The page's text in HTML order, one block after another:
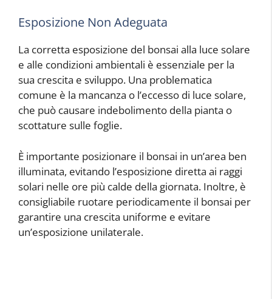
Esposizione Non Adeguata
La corretta esposizione del bonsai alla luce solare
e alle condizioni ambientali è essenziale per la
sua crescita e sviluppo. Una problematica
comune è la mancanza o l’eccesso di luce solare,
che può causare indebolimento della pianta o
scottature sulle foglie.
È importante posizionare il bonsai in un’area ben
illuminata, evitando l’esposizione diretta ai raggi
solari nelle ore più calde della giornata. Inoltre, è
consigliabile ruotare periodicamente il bonsai per
garantire una crescita uniforme e evitare
un’esposizione unilaterale.